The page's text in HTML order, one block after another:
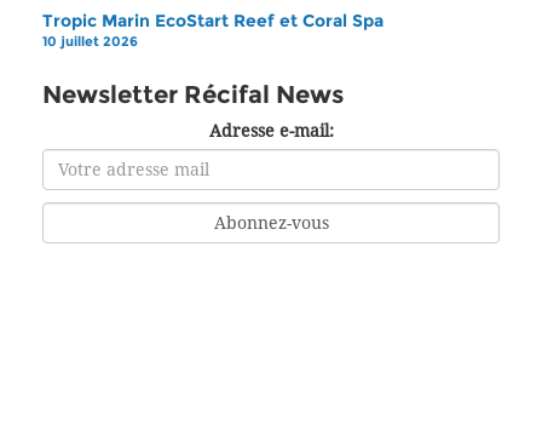
Tropic Marin EcoStart Reef et Coral Spa
10 juillet 2026
Newsletter Récifal News
Adresse e-mail: